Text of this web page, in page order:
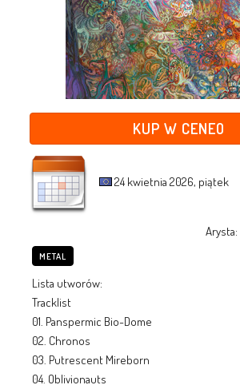
KUP W CENEO
24 kwietnia 2026, piątek
Arysta:
METAL
Lista utworów:
Tracklist
01. Panspermic Bio-Dome
02. Chronos
03. Putrescent Mireborn
04. Oblivionauts